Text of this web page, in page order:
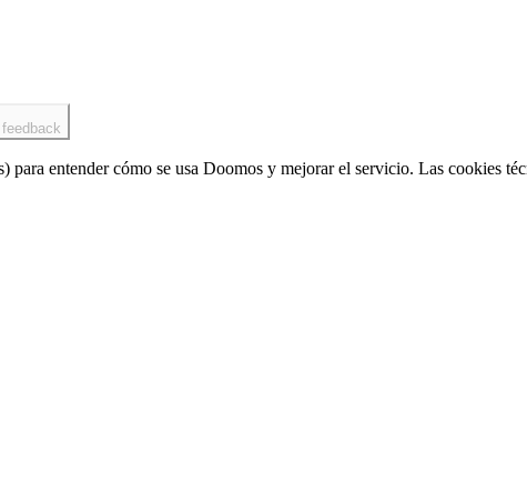
entender cómo se usa Doomos y mejorar el servicio. Las cookies